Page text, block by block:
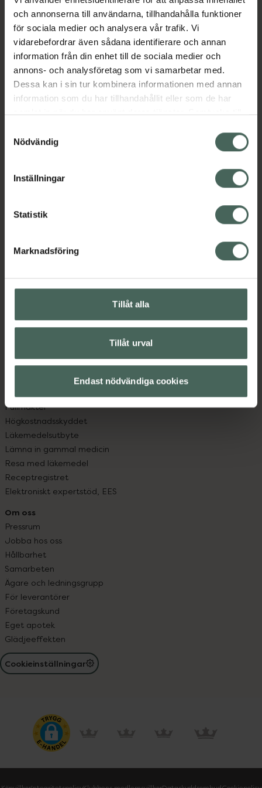
och annonserna till användarna, tillhandahålla funktioner
för sociala medier och analysera vår trafik. Vi
vidarebefordrar även sådana identifierare och annan
information från din enhet till de sociala medier och
annons- och analysföretag som vi samarbetar med.
Dessa kan i sin tur kombinera informationen med annan
information som du har tillhandahållit eller som de har
samlat in när du har använt deras tjänster. Samtycke till
återkalla ditt samtycke via webbplatsens
cookieinställningar. Ett återkallat samtycke påverkar inte
lagligheten av behandling som skett innan återkallelsen.
Nödvändig
Inställningar
Statistik
Marknadsföring
Tillåt alla
Tillåt urval
Endast nödvändiga cookies
Aktuella erbjudanden
Beskrivning Dölj
Kronans Apotek finns här för dig. Du hittar oss från Skåne i
syd till Lappland i norr, och online i mobilen och på
datorn. Oavsett vem du är så är det vårt uppdrag att
med oss.
Hitta apotek
Kundklubb
App
Fullmakter
Högkostnadsskyddet
Läkemedelsutbyte
Lämna in gammal medicin
Resa med läkemedel
Receptregistret
Elektroniskt expertstöd, EES
Om oss
Pressrum
Jobba hos oss
Hållbarhet
Samarbeten
Ägare och ledningsgrupp
För leverantörer
Företagskund
Eget apotek
Glädjeeffekten
Cookieinställningar